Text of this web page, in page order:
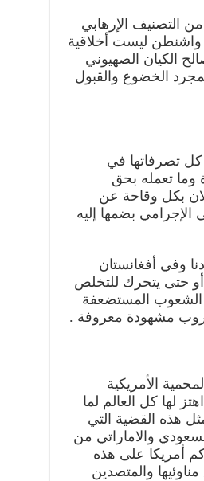
التصنيف الإرهابي
واشنطن ليست أخلاقية
الكيان الصهيوني
الخضوع والقبول
كل تصرفاتها في
وما تعمله بحق
بكل وقاحة عن
الإجرامي بضمها إليه
وفي أفغانستان
أو حتى يتحرك للتخلص
الشعوب المستضعفة
حروب مشهودة معروفة .
الأمريكية
لها كل العالم لما
هذه القضية التي
والاماراتي من
أمريكا على هذه
والمتصدين